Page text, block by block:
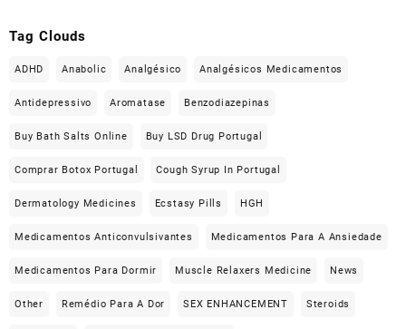
Tag Clouds
ADHD Anabolic Analgésico Analgésicos Medicamentos
Antidepressivo Aromatase Benzodiazepinas
Buy Bath Salts Online Buy LSD Drug Portugal
Comprar Botox Portugal Cough Syrup In Portugal
Dermatology Medicines Ecstasy Pills HGH
Medicamentos Anticonvulsivantes Medicamentos Para A Ansiedade
Medicamentos Para Dormir Muscle Relaxers Medicine News
Other Remédio Para A Dor SEX ENHANCEMENT Steroids